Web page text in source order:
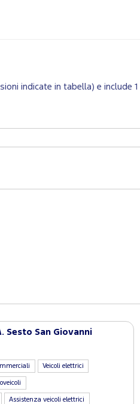
indicate in tabella) e include
Sesto San Giovanni
Veicoli elettrici
Assistenza veicoli elettrici